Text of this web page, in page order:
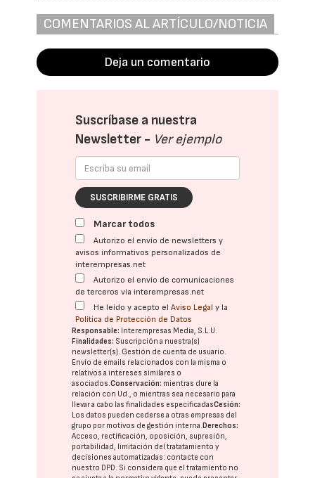
COMENTARIOS AL ARTÍCULO/NOTICIA
Deja un comentario
Suscríbase a nuestra
Newsletter - Ver ejemplo
SUSCRIBIRME GRATIS
Marcar todos
Autorizo el envío de newsletters y
avisos informativos personalizados de
interempresas.net
Autorizo el envío de comunicaciones
de terceros vía interempresas.net
He leído y acepto elAviso Legal y la
Política de Protección de Datos
Responsable: Interempresas Media, S.L.U.
Finalidades: Suscripción a nuestra(s)
newsletter(s). Gestión de cuenta de usuario.
Envío de emails relacionados con la misma o
relativos a intereses similares o
asociados.Conservación: mientras dure la
relación con Ud., o mientras sea necesario para
llevar a cabo las finalidades especificadasCesión:
Los datos pueden cederse a otras empresas del
grupo por motivos de gestión interna. Derechos:
Acceso, rectificación, oposición, supresión,
portabilidad, limitación del tratatamiento y
decisiones automatizadas: contacte con
nuestro DPD. Si considera que el tratamiento no